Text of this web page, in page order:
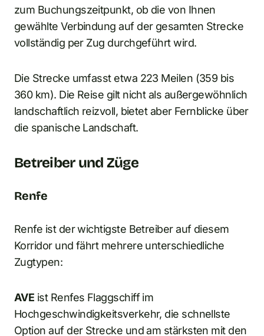
zum Buchungszeitpunkt, ob die von Ihnen
gewählte Verbindung auf der gesamten Strecke
vollständig per Zug durchgeführt wird.
Die Strecke umfasst etwa 223 Meilen (359 bis
360 km). Die Reise gilt nicht als außergewöhnlich
landschaftlich reizvoll, bietet aber Fernblicke über
die spanische Landschaft.
Betreiber und Züge
Renfe
Renfe ist der wichtigste Betreiber auf diesem
Korridor und fährt mehrere unterschiedliche
Zugtypen:
AVE ist Renfes Flaggschiff im
Hochgeschwindigkeitsverkehr, die schnellste
Option auf der Strecke und am stärksten mit den